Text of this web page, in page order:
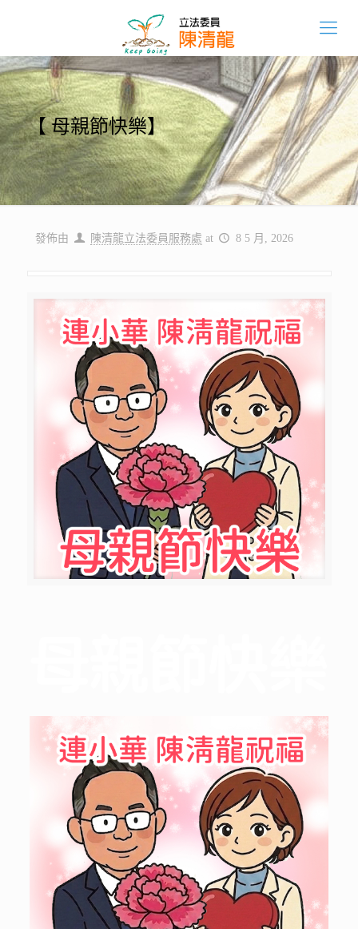
【 母親節快樂】
發佈由 陳清龍立法委員服務處 at 8 5 月, 2026